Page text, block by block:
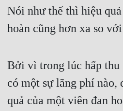
Nói như thế thì hiệu
hoàn cũng hơn xa so
Bởi vì trong lúc hấp thu
có một sự lãng phí nào,
quả của một viên đan